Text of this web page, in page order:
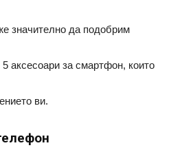
значително да подобрим
аксесоари за смартфон, които
ви.